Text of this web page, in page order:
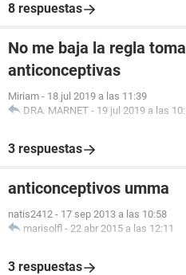
8 respuestas
No me baja la regla
anticonceptivas
Miriam - 18 jul 2019 a las 11:39
DRA. MARNET - 19 jul 2019 a las
3 respuestas
anticonceptivos umma
natis2412 - 17 sep 2013 a las 10:58
marisolfl - 22 abr 2015 a las 12:11
3 respuestas